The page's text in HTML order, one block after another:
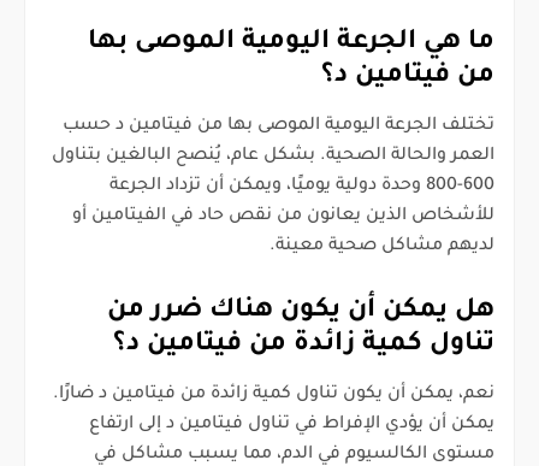
ما هي الجرعة اليومية الموصى بها
من فيتامين د؟
تختلف الجرعة اليومية الموصى بها من فيتامين د حسب
العمر والحالة الصحية. بشكل عام، يُنصح البالغين بتناول
600-800 وحدة دولية يوميًا، ويمكن أن تزداد الجرعة
للأشخاص الذين يعانون من نقص حاد في الفيتامين أو
لديهم مشاكل صحية معينة.
هل يمكن أن يكون هناك ضرر من
تناول كمية زائدة من فيتامين د؟
نعم، يمكن أن يكون تناول كمية زائدة من فيتامين د ضارًا.
يمكن أن يؤدي الإفراط في تناول فيتامين د إلى ارتفاع
مستوى الكالسيوم في الدم، مما يسبب مشاكل في